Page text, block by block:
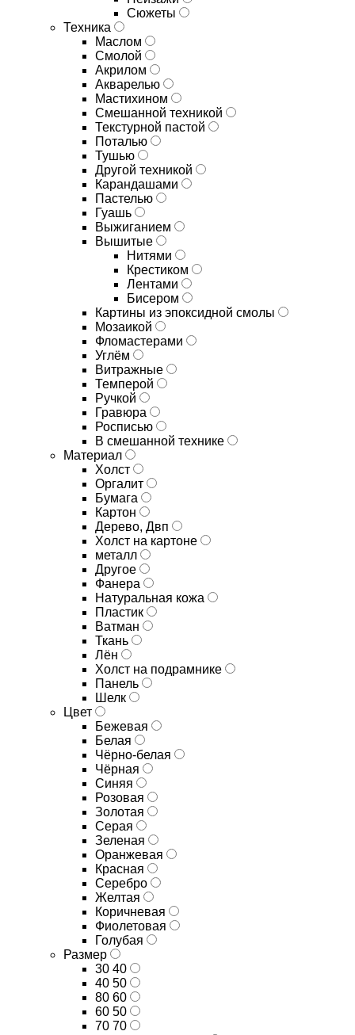
Сюжеты
Техника
Маслом
Смолой
Акрилом
Акварелью
Мастихином
Смешанной техникой
Текстурной пастой
Поталью
Тушью
Другой техникой
Карандашами
Пастелью
Гуашь
Выжиганием
Вышитые
Нитями
Крестиком
Лентами
Бисером
Картины из эпоксидной смолы
Мозаикой
Фломастерами
Углём
Витражные
Темперой
Ручкой
Гравюра
Росписью
В смешанной технике
Материал
Холст
Оргалит
Бумага
Картон
Дерево, Двп
Холст на картоне
металл
Другое
Фанера
Натуральная кожа
Пластик
Ватман
Ткань
Лён
Холст на подрамнике
Панель
Шелк
Цвет
Бежевая
Белая
Чёрно-белая
Чёрная
Синяя
Розовая
Золотая
Серая
Зеленая
Оранжевая
Красная
Серебро
Желтая
Коричневая
Фиолетовая
Голубая
Размер
30 40
40 50
80 60
60 50
70 70